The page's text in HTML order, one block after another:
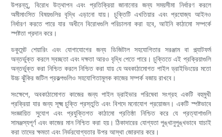
উপরন্তু, বিরোধ উত্থাপন এবং প্রতিক্রিয়া জানানোর জন্য সময়সীমা নির্ধারণ করলে
অমীমাংসিত বিষয়গুলির বৃদ্ধি এড়ানো যায়। চুক্তিটি এখতিয়ার এবং প্রযোজ্য আইনও
নির্ধারণ করতে পারে যার অধীনে বিরোধগুলি পরিচালনা করা হবে, আইনি কাঠামো সম্পর্কে
স্পষ্টতা প্রদান করে।
ডকুমেন্ট শেয়ারিং এবং যোগাযোগের জন্য ডিজিটাল সহযোগিতার সরঞ্জাম বা প্ল্যাটফর্ম
অন্তর্ভুক্ত করলে স্বচ্ছতা এবং দক্ষতা আরও বৃদ্ধি পেতে পারে। চুক্তিতে এই প্রক্রিয়াগুলি
অন্তর্ভুক্ত করা নিশ্চিত করলে নিশ্চিত করা যায় যে অবকাঠামোগত পাইল ড্রাইভিংয়ের মতো
উচ্চ ঝুঁকির জটিল প্রকল্পগুলিও সহযোগিতামূলক কাজের সম্পর্ক বজায় রাখবে।
সংক্ষেপে, অবকাঠামোগত কাজের জন্য পাইল ড্রাইভার পরিষেবা সংগ্রহ একটি বহুমুখী
প্রক্রিয়া যার জন্য সূক্ষ্ম চুক্তি প্রস্তুতি এবং বিশদে মনোযোগ প্রয়োজন। একটি স্পষ্টভাবে
সংজ্ঞায়িত সুযোগ এবং প্রযুক্তিগত কাঠামো প্রতিষ্ঠা নিশ্চিত করে যে প্রত্যাশাগুলি
সামঞ্জস্যপূর্ণ এবং কাজের মান নিশ্চিত করা হয়। ঠিকাদারের যোগ্যতা পুঙ্খানুপুঙ্খভাবে যাচাই
করা তাদের ক্ষমতা এবং নির্ভরযোগ্যতার উপর আস্থা জোরদার করে।